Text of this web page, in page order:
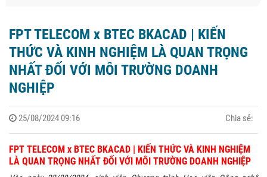
FPT TELECOM x BTEC BKACAD | KIẾN
THỨC VÀ KINH NGHIỆM LÀ QUAN TRỌNG
NHẤT ĐỐI VỚI MÔI TRƯỜNG DOANH
NGHIỆP
25/08/2024 09:16 Chia sẻ:
FPT TELECOM x BTEC BKACAD | KIẾN THỨC VÀ KINH NGHIỆM
LÀ QUAN TRỌNG NHẤT ĐỐI VỚI MÔI TRƯỜNG DOANH NGHIỆP